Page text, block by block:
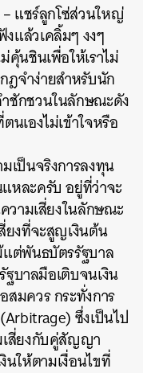
– แชร์ลูกโซ่ส่วนใหญ่
แล้วเคลิ้มๆ งงๆ
นชินเพื่อให้เราไม่
ฎจำง่ายสำหรับนัก
ชักชวนในลักษณะดัง
เองไม่เข้าใจหรือ
เป็นจริงการลงทุน
หละครับ อยู่ที่ว่าจะ
วามเสี่ยงในลักษณะ
ยงที่จะสูญเงินต้น
ต่พันธบัตรรัฐบาล
ฐบาลมือเติบจนเงิน
มควร กระทั่งการ
ซึ่งเป็นไป
สี่ยงกับคู่สัญญา
นให้ตามเงื่อนไขที่